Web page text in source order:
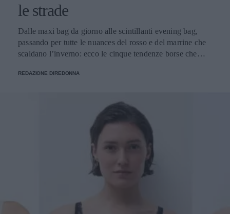
le strade
Dalle maxi bag da giorno alle scintillanti evening bag,
passando per tutte le nuances del rosso e del marrine che
scaldano l’inverno: ecco le cinque tendenze borse che
REDAZIONE DIREDONNA